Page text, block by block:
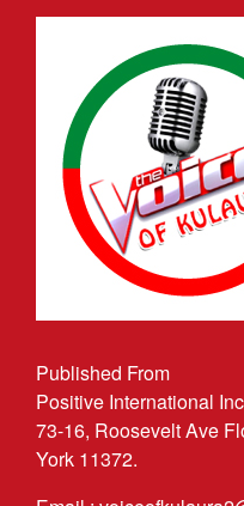
Published From
Positive International
73-16, Roosevelt Ave
York 11372.